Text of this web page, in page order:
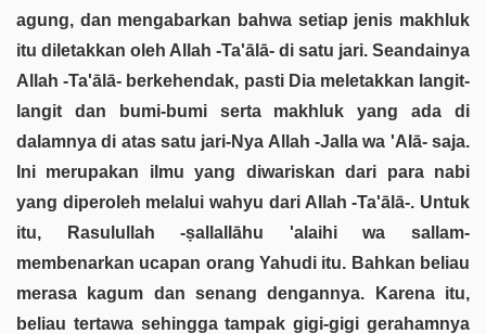
agung, dan mengabarkan bahwa setiap jenis makhluk
itu diletakkan oleh Allah -Ta'ālā- di satu jari. Seandainya
Allah -Ta'ālā- berkehendak, pasti Dia meletakkan langit-
langit dan bumi-bumi serta makhluk yang ada di
dalamnya di atas satu jari-Nya Allah -Jalla wa 'Alā- saja.
Ini merupakan ilmu yang diwariskan dari para nabi
yang diperoleh melalui wahyu dari Allah -Ta'ālā-. Untuk
itu, Rasulullah -ṣallallāhu 'alaihi wa sallam-
membenarkan ucapan orang Yahudi itu. Bahkan beliau
merasa kagum dan senang dengannya. Karena itu,
beliau tertawa sehingga tampak gigi-gigi gerahamnya